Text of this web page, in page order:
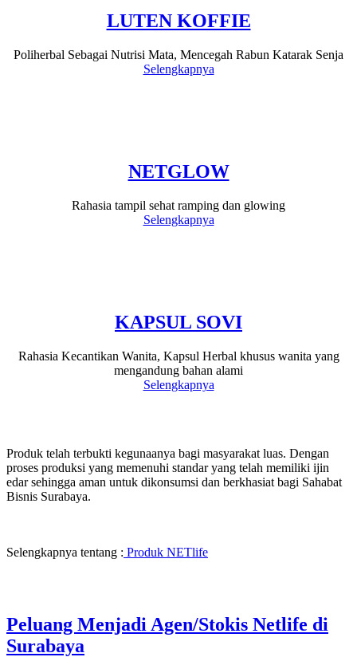
LUTEN KOFFIE
Poliherbal Sebagai Nutrisi Mata, Mencegah Rabun Katarak Senja
Selengkapnya
NETGLOW
Rahasia tampil sehat ramping dan glowing
Selengkapnya
KAPSUL SOVI
Rahasia Kecantikan Wanita, Kapsul Herbal khusus wanita yang
mengandung bahan alami
Selengkapnya
Produk telah terbukti kegunaanya bagi masyarakat luas. Dengan
proses produksi yang memenuhi standar yang telah memiliki ijin
edar sehingga aman untuk dikonsumsi dan berkhasiat bagi Sahabat
Bisnis Surabaya.
Selengkapnya tentang : Produk NETlife
Peluang Menjadi Agen/Stokis Netlife di
Surabaya